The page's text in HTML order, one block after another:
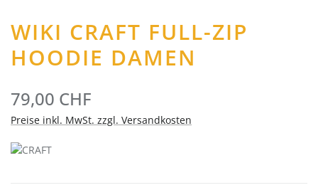
WIKI CRAFT FULL-ZIP
HOODIE DAMEN
79,00 CHF
Preise inkl. MwSt. zzgl. Versandkosten